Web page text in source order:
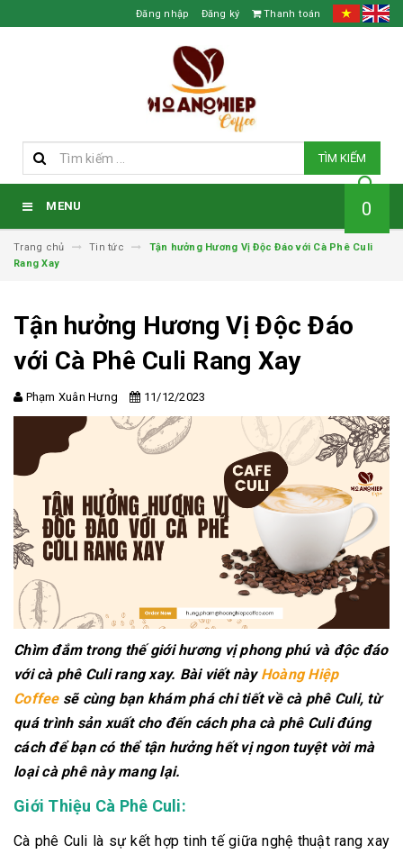
Đăng nhập Đăng ký Thanh toán
TÌM KIẾM
MENU 0
Trang chủ Tin tức
Tận hưởng Hương Vị Độc Đáo với Cà Phê Culi
Rang Xay
Tận hưởng Hương Vị Độc Đáo
với Cà Phê Culi Rang Xay
Phạm Xuân Hưng 11/12/2023
Chìm đắm trong thế giới hương vị phong phú và độc đáo
với cà phê Culi rang xay. Bài viết này Hoàng Hiệp
Coffeesẽ cùng bạn khám phá chi tiết về cà phê Culi, từ
quá trình sản xuất cho đến cách pha cà phê Culi đúng
cách để bạn có thể tận hưởng hết vị ngon tuyệt vời mà
loại cà phê này mang lại.
Giới Thiệu Cà Phê Culi:
Cà phê Culi là sự kết hợp tinh tế giữa nghệ thuật rang xay